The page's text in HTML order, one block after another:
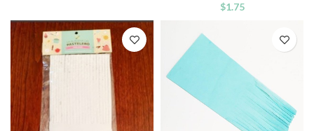
$1.75